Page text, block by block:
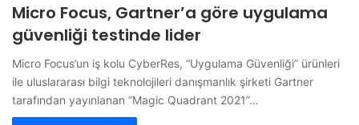
Micro Focus, Gartner’a göre uygulama
güvenliği testinde lider
Micro Focus’un iş kolu CyberRes, “Uygulama Güvenliği” ürünleri
ile uluslararası bilgi teknolojileri danışmanlık şirketi Gartner
tarafından yayınlanan “Magic Quadrant 2021”…